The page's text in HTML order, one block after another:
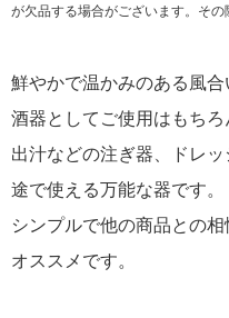
が欠品する場合がございます。その
鮮やかで温かみのある風合
酒器としてご使用はもちろ
出汁などの注ぎ器、ドレ
途で使える万能な器です。
シンプルで他の商品との
オススメです。